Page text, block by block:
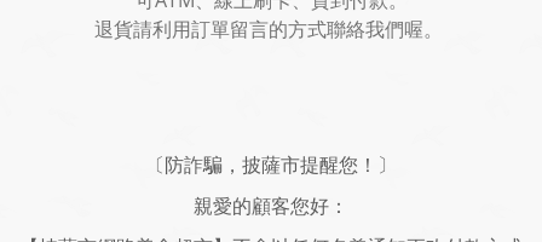
退貨請利用訂單留言的方式聯絡我們喔。
〔防詐騙，披薩市提醒您！〕
親愛的顧客您好：